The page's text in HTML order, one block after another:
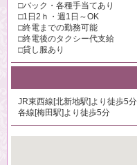
□バック・各種手当てあり
□1日2ｈ・週1日～OK
□終電までの勤務可能
□終電後のタクシー代支給
□貸し服あり
JR東西線[北新地駅]より徒歩5分
各線[梅田駅]より徒歩5分